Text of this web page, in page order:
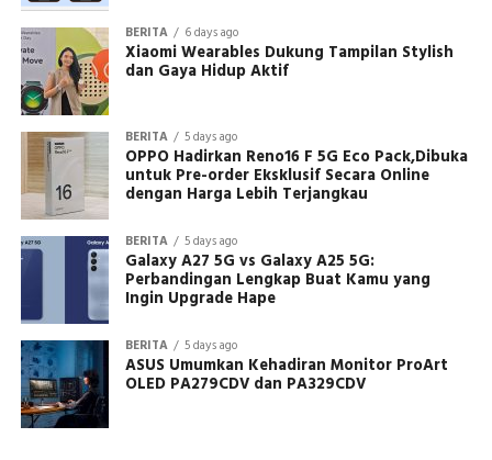
BERITA 6 days ago
Xiaomi Wearables Dukung Tampilan Stylish
dan Gaya Hidup Aktif
BERITA 5 days ago
OPPO Hadirkan Reno16 F 5G Eco Pack,Dibuka
untuk Pre-order Eksklusif Secara Online
dengan Harga Lebih Terjangkau
BERITA 5 days ago
Galaxy A27 5G vs Galaxy A25 5G:
Perbandingan Lengkap Buat Kamu yang
Ingin Upgrade Hape
BERITA 5 days ago
ASUS Umumkan Kehadiran Monitor ProArt
OLED PA279CDV dan PA329CDV